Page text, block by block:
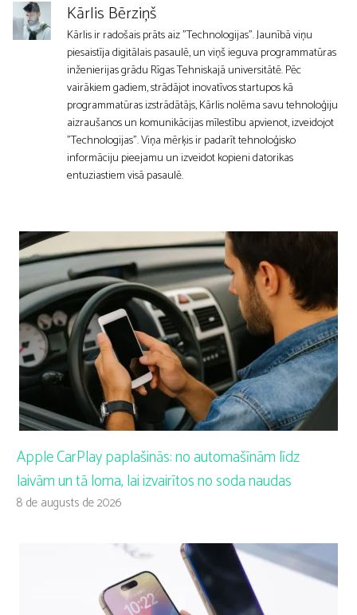
Kārlis Bērziņš
Kārlis ir radošais prāts aiz "Technologijas". Jaunībā viņu
piesaistīja digitālais pasaulē, un viņš ieguva programmatūras
inženierijas grādu Rīgas Tehniskajā universitātē. Pēc
vairākiem gadiem, strādājot inovatīvos startupos kā
programmatūras izstrādātājs, Kārlis nolēma savu tehnoloģiju
aizraušanos un komunikācijas mīlestību apvienot, izveidojot
"Technologijas". Viņa mērķis ir padarīt tehnoloģisko
informāciju pieejamu un izveidot kopieni datorikas
entuziastiem visā pasaulē.
Apple CarPlay paplašinās: no automašīnām līdz
laivām un tā loma, lai izvairītos no soda naudas
8 de augusts de 2026